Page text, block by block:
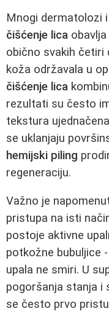
Mnogi dermatolozi
čišćenje lica
obično svakih četiri
koža održavala u
čišćenje lica
rezultati su često
tekstura
se uklanjaju
hemijski piling
regeneraciju.
Važno je
pristupa na isti
postoje aktivne
potkožne bubuljice -
upala ne smiri. U
pogoršanja stanja i
se često prvo